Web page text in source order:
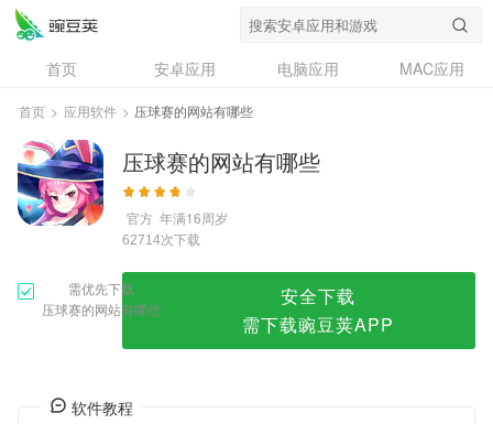
压球赛的网站有哪些
首页 安卓应用 电脑应用
MAC应用
资讯
专题
问答
首页 > 应用软件 > 压球赛的网站有哪些
压球赛的网站有哪些
官方 年满16周岁
62714次下载
需优先下载
压球赛的网站有哪些
安全下载
需下载豌豆荚APP
软件教程